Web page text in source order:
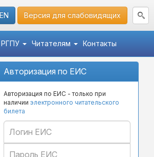
EN Версия для слабовидящих
Читателям Контакты
Авторизация по ЕИС
Авторизация по ЕИС - только при
наличии электронного читательского
билета